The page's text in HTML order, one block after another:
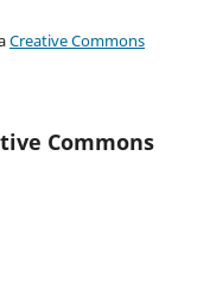
Creative Commons
Commons